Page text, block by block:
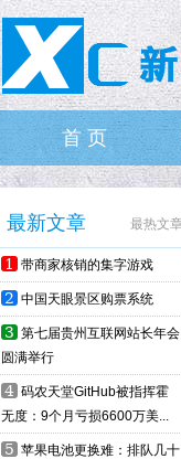
首 页
最新文章 最热文
1 带商家核销的集字游戏
2 中国天眼景区购票系统
3 第七届贵州互联网站长年会
圆满举行
4 码农天堂GitHub被指挥霍
无度：9个月亏损6600万美...
5 苹果电池更换难：排队几十